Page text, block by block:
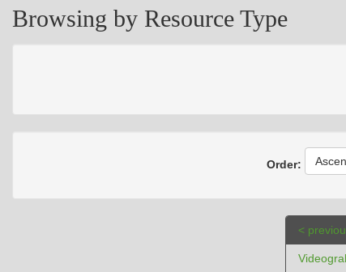
Browsing by Resource Type
Order:
<